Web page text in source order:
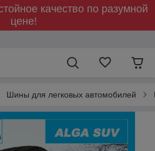
качество по разумной
цене!
Шины для легковых автомобилей